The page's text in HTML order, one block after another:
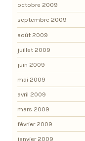
octobre 2009
septembre 2009
août 2009
juillet 2009
juin 2009
mai 2009
avril 2009
mars 2009
février 2009
janvier 2009